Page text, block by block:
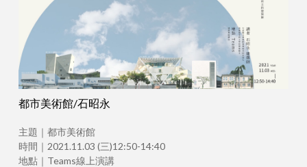
都市美術館/石昭永
主題｜都市美術館
時間｜2021.11.03 (三)12:50-14:40
地點｜Teams線上演講